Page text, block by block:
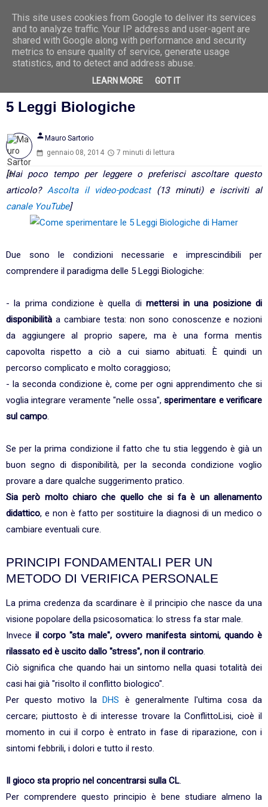
7 Ago
2026
Le basi di un metodo di verifica delle
5 Leggi Biologiche
person Mauro Sartorio
gennaio 08, 2014
7 minuti di lettura
[Hai poco tempo per leggere o preferisci ascoltare questo
articolo? Ascolta il video-podcast(13 minuti) e iscriviti al
canale YouTube]
Due sono le condizioni necessarie e imprescindibili per
comprendere il paradigma delle 5 Leggi Biologiche:
- la prima condizione è quella di mettersi in una posizione di
disponibilità a cambiare testa: non sono conoscenze e nozioni
da aggiungere al proprio sapere, ma è una forma mentis
capovolta rispetto a ciò a cui siamo abituati. È quindi un
percorso complicato e molto coraggioso;
- la seconda condizione è, come per ogni apprendimento che si
voglia integrare veramente "nelle ossa",sperimentare e verificare
sul campo.
Se per la prima condizione il fatto che tu stia leggendo è già un
buon segno di disponibilità, per la seconda condizione voglio
provare a dare qualche suggerimento pratico.
Sia però molto chiaro che quello che si fa è un allenamento
didattico, e non è fatto per sostituire la diagnosi di un medico o
cambiare eventuali cure.
PRINCIPI FONDAMENTALI PER UN
METODO DI VERIFICA PERSONALE
La prima credenza da scardinare è il principio che nasce da una
visione popolare della psicosomatica: lo stress fa star male.
Invece il corpo "sta male", ovvero manifesta sintomi, quando è
rilassato ed è uscito dallo "stress", non il contrario.
Ciò significa che quando hai un sintomo nella quasi totalità dei
casi hai già "risolto il conflitto biologico".
Per questo motivo la DHS è generalmente l'ultima cosa da
cercare; piuttosto è di interesse trovare la ConflittoLisi, cioè il
momento in cui il corpo è entrato in fase di riparazione, con i
sintomi febbrili, i dolori e tutto il resto.
Il gioco sta proprio nel concentrarsi sulla CL.
Per comprendere questo principio è bene studiare almeno la
This site uses cookies from Google to deliver its services
and to analyze traffic. Your IP address and user-agent are
shared with Google along with performance and security
metrics to ensure quality of service, generate usage
statistics, and to detect and address abuse.
LEARN MORE GOT IT